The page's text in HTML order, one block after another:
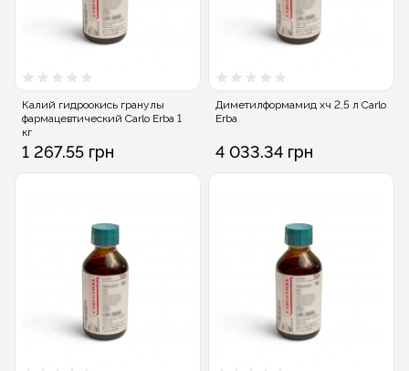
Калий гидроокись гранулы
фармацевтический Carlo Erba 1
кг
1 267.55 грн
Диметилформамид хч 2,5 л Carlo
Erba
4 033.34 грн